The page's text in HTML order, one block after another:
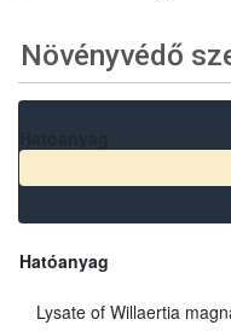
Növényvédő
Hatóanyag
Lysate of Willaertia